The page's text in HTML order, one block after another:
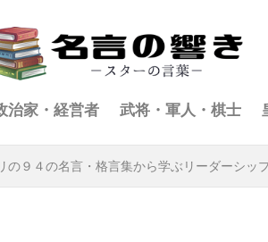
治家・経営者 武将・軍人・棋士
の９４の名言・格言集から学ぶリーダーシッ